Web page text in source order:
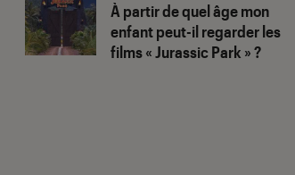
À partir de quel âge mon
enfant peut-il regarder les
films « Jurassic Park » ?